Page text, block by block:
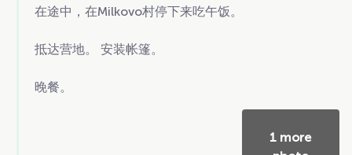
在途中，在Milkovo村停下来吃午饭。
抵达营地。 安装帐篷。
晚餐。
1 more